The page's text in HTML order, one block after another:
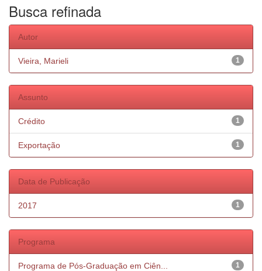
Busca refinada
Autor
1
Vieira, Marieli
Assunto
1
Crédito
1
Exportação
Data de Publicação
1
2017
Programa
1
Programa de Pós-Graduação em Ciên...